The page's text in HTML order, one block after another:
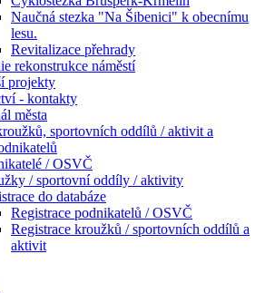
Naučná stezka "Na Šibenici" k obecnímu
lesu.
Revitalizace přehrady
rekonstrukce náměstí
projekty
- kontakty
města
sportovních oddílů / aktivit a
/ OSVČ
/ sportovní oddíly / aktivity
do databáze
Registrace podnikatelů / OSVČ
Registrace kroužků / sportovních oddílů a
aktivit